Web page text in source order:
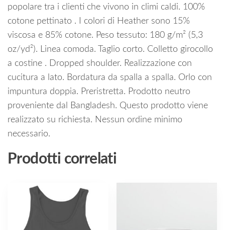
popolare tra i clienti che vivono in climi caldi. 100%
cotone pettinato . I colori di Heather sono 15%
viscosa e 85% cotone. Peso tessuto: 180 g/m² (5,3
oz/yd²). Linea comoda. Taglio corto. Colletto girocollo
a costine . Dropped shoulder. Realizzazione con
cucitura a lato. Bordatura da spalla a spalla. Orlo con
impuntura doppia. Preristretta. Prodotto neutro
proveniente dal Bangladesh. Questo prodotto viene
realizzato su richiesta. Nessun ordine minimo
necessario.
Prodotti correlati
Questo